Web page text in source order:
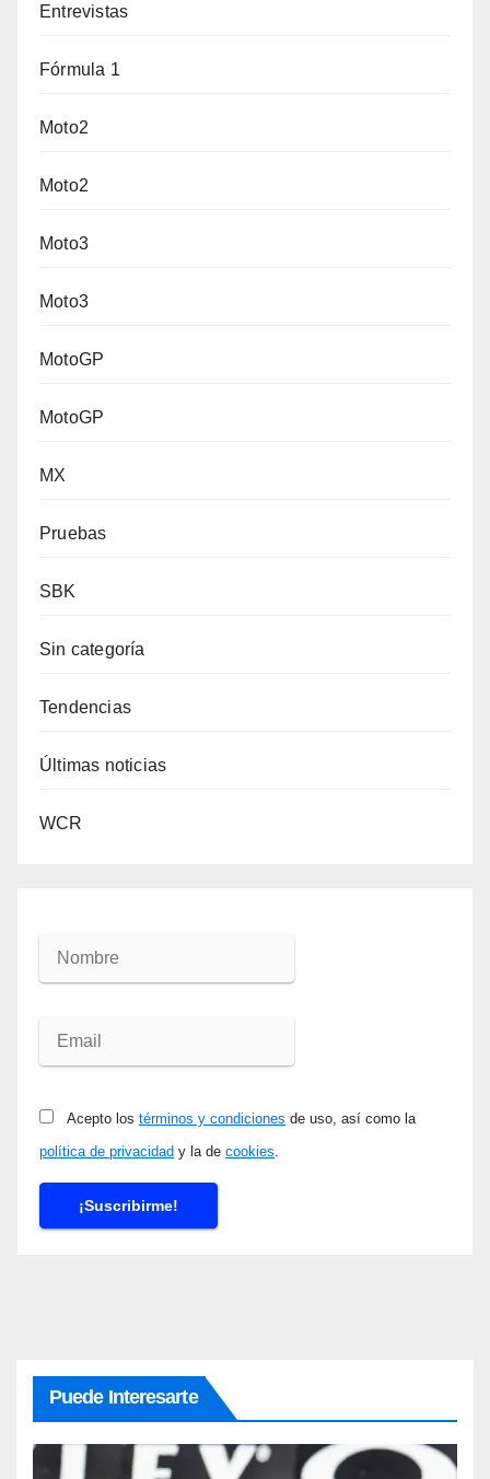
Entrevistas
Fórmula 1
Moto2
Moto2
Moto3
Moto3
MotoGP
MotoGP
MX
Pruebas
SBK
Sin categoría
Tendencias
Últimas noticias
WCR
Acepto los términos y condiciones de uso, así como la
política de privacidad y la de cookies
Puede Interesarte